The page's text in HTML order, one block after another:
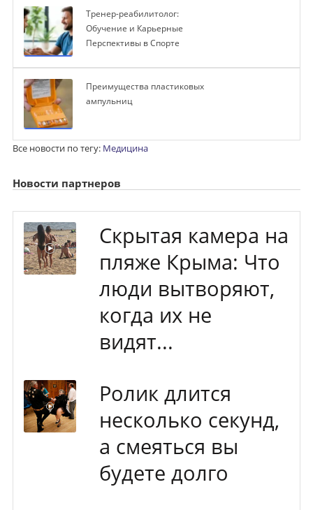
Тренер-реабилитолог:
Обучение и Карьерные
Перспективы в Спорте
Преимущества пластиковых
ампульниц
Все новости по тегу: Медицина
Новости партнеров
Скрытая камера на
пляже Крыма: Что
люди вытворяют,
когда их не
видят...
Ролик длится
несколько секунд,
а смеяться вы
будете долго